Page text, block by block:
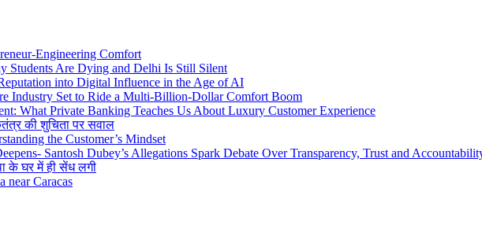
Engineering Comfort
Students Are Dying and Delhi Is Still Silent
into Digital Influence in the Age of AI
Industry Set to Ride a Multi-Billion-Dollar Comfort Boom
What Private Banking Teaches Us About Luxury Customer Experience
की शुचिता पर सवाल
the Customer’s Mindset
Santosh Dubey’s Allegations Spark Debate Over Transparency, Trust and
के घर में ही सेंध लगी
near Caracas